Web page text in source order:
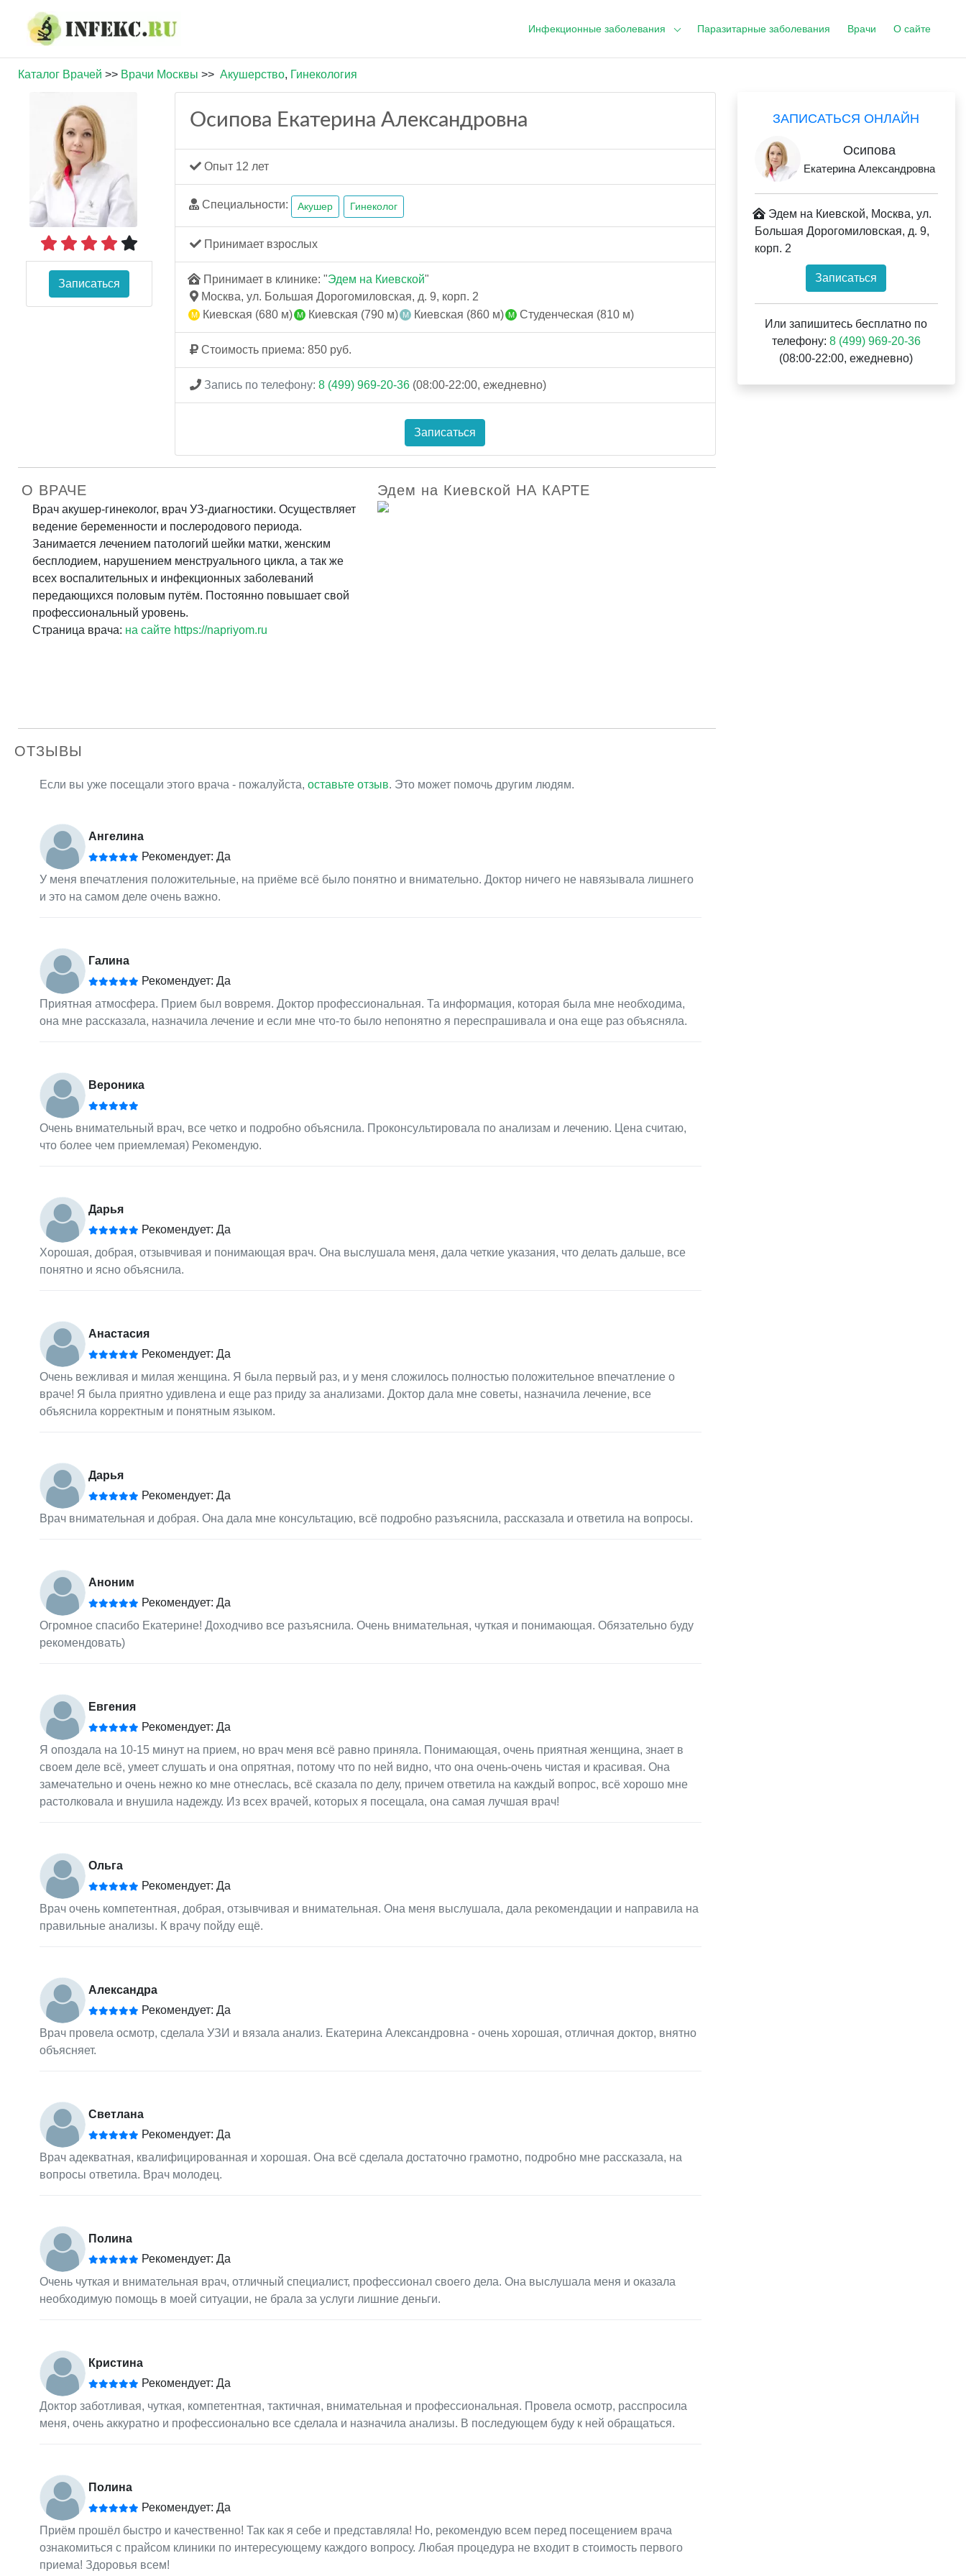
Инфекционные заболевания Паразитарные заболевания Врачи О сайте
Каталог Врачей >> Врачи Москвы >> Акушерство, Гинекология
Записаться
Осипова Екатерина Александровна
Опыт 12 лет
Специальности: Акушер Гинеколог
Принимает взрослых
Принимает в клинике: "Эдем на Киевской"
Москва, ул. Большая Дорогомиловская, д. 9, корп. 2
Киевская (680 м)
Киевская (790 м) Киевская (860 м) Студенческая (810 м)
Стоимость приема: 850 руб.
Запись по телефону: 8 (499) 969-20-36 (08:00-22:00, ежедневно)
Записаться
О ВРАЧЕ
Врач акушер-гинеколог, врач УЗ-диагностики. Осуществляет
ведение беременности и послеродового периода.
Занимается лечением патологий шейки матки, женским
бесплодием, нарушением менструального цикла, а так же
всех воспалительных и инфекционных заболеваний
передающихся половым путём. Постоянно повышает свой
профессиональный уровень.
Страница врача: на сайте https://napriyom.ru
Эдем на Киевской НА КАРТЕ
ОТЗЫВЫ
Если вы уже посещали этого врача - пожалуйста, оставьте отзыв. Это может помочь другим людям.
Ангелина
Рекомендует: Да
У меня впечатления положительные, на приёме всё было понятно и внимательно. Доктор ничего не навязывала лишнего
и это на самом деле очень важно.
Галина
Рекомендует: Да
Приятная атмосфера. Прием был вовремя. Доктор профессиональная. Та информация, которая была мне необходима,
она мне рассказала, назначила лечение и если мне что-то было непонятно я переспрашивала и она еще раз объясняла.
Вероника
Очень внимательный врач, все четко и подробно объяснила. Проконсультировала по анализам и лечению. Цена считаю,
что более чем приемлемая) Рекомендую.
Дарья
Рекомендует: Да
Хорошая, добрая, отзывчивая и понимающая врач. Она выслушала меня, дала четкие указания, что делать дальше, все
понятно и ясно объяснила.
Анастасия
Рекомендует: Да
Очень вежливая и милая женщина. Я была первый раз, и у меня сложилось полностью положительное впечатление о
враче! Я была приятно удивлена и еще раз приду за анализами. Доктор дала мне советы, назначила лечение, все
объяснила корректным и понятным языком.
Дарья
Рекомендует: Да
Врач внимательная и добрая. Она дала мне консультацию, всё подробно разъяснила, рассказала и ответила на вопросы.
Аноним
Рекомендует: Да
Огромное спасибо Екатерине! Доходчиво все разъяснила. Очень внимательная, чуткая и понимающая. Обязательно буду
рекомендовать)
Евгения
Рекомендует: Да
Я опоздала на 10-15 минут на прием, но врач меня всё равно приняла. Понимающая, очень приятная женщина, знает в
своем деле всё, умеет слушать и она опрятная, потому что по ней видно, что она очень-очень чистая и красивая. Она
замечательно и очень нежно ко мне отнеслась, всё сказала по делу, причем ответила на каждый вопрос, всё хорошо мне
растолковала и внушила надежду. Из всех врачей, которых я посещала, она самая лучшая врач!
Ольга
Рекомендует: Да
Врач очень компетентная, добрая, отзывчивая и внимательная. Она меня выслушала, дала рекомендации и направила на
правильные анализы. К врачу пойду ещё.
Александра
Рекомендует: Да
Врач провела осмотр, сделала УЗИ и вязала анализ. Екатерина Александровна - очень хорошая, отличная доктор, внятно
объясняет.
Светлана
Рекомендует: Да
Врач адекватная, квалифицированная и хорошая. Она всё сделала достаточно грамотно, подробно мне рассказала, на
вопросы ответила. Врач молодец.
Полина
Рекомендует: Да
Очень чуткая и внимательная врач, отличный специалист, профессионал своего дела. Она выслушала меня и оказала
необходимую помощь в моей ситуации, не брала за услуги лишние деньги.
Кристина
Рекомендует: Да
Доктор заботливая, чуткая, компетентная, тактичная, внимательная и профессиональная. Провела осмотр, расспросила
меня, очень аккуратно и профессионально все сделала и назначила анализы. В последующем буду к ней обращаться.
Полина
Рекомендует: Да
Приём прошёл быстро и качественно! Так как я себе и представляла! Но, рекомендую всем перед посещением врача
ознакомиться с прайсом клиники по интересующему каждого вопросу. Любая процедура не входит в стоимость первого
приема! Здоровья всем!
ЗАПИСАТЬСЯ ОНЛАЙН
Осипова
Екатерина Александровна
Эдем на Киевской, Москва, ул.
Большая Дорогомиловская, д. 9,
корп. 2
Записаться
Или запишитесь бесплатно по
телефону: 8 (499) 969-20-36
(08:00-22:00, ежедневно)